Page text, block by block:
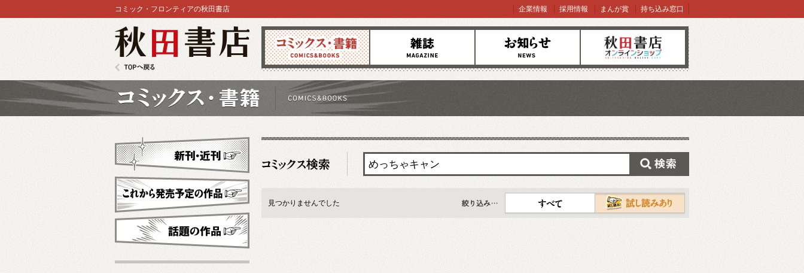
コミックス 雑誌 お知らせ オンラインショップ
コミック・フロンティアの秋田書店 企業情報 採用情報 まんが賞 持ち込み窓口
見つかりませんでした
すべて
新刊・近刊
これから発売予定